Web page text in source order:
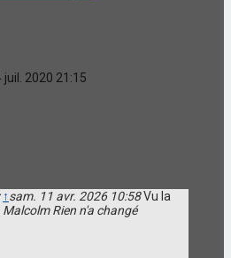
juil. 2020 21:15
↑sam. 11 avr. 2026 10:58Vu la
Malcolm Rien n'a changé